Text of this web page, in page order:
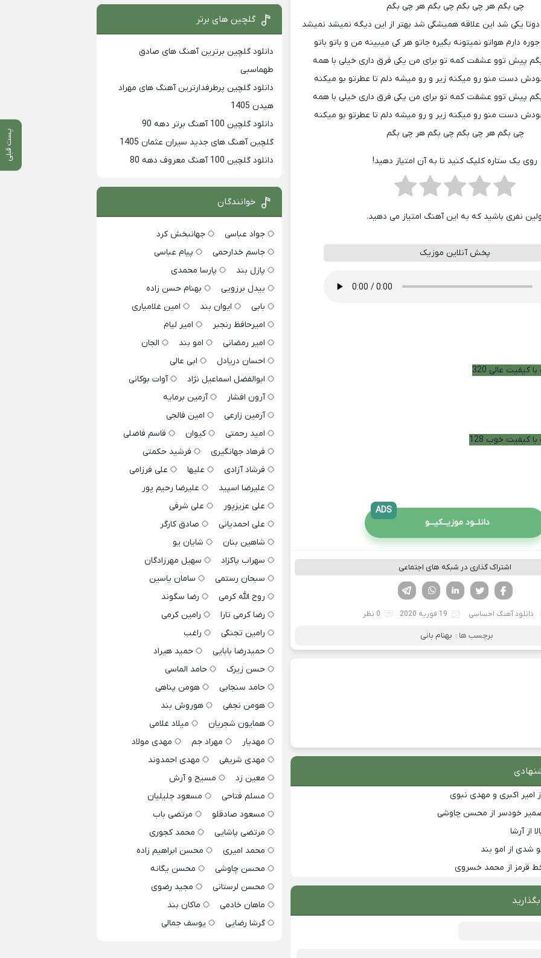
پست قبلی
چی بگم هر چی بگم چی بگم هر چی بگم
یکی شد این علاقه همیشگی شد بهتر از این دیگه نمیشد نمیشد
دارم هواتو نمیتونه بگیره جاتو هر کی میبینه من و باتو باتو
پیش توو عشقت کمه تو برای من یکی فرق داری خیلی با همه
دست منو رو میکنه زیر و رو میشه دلم تا عطرتو بو میکنه
پیش توو عشقت کمه تو برای من یکی فرق داری خیلی با همه
دست منو رو میکنه زیر و رو میشه دلم تا عطرتو بو میکنه
چی بگم هر چی بگم چی بگم هر چی بگم
روی یک ستاره کلیک کنید تا به آن امتیاز دهید!
نفری باشید که به این آهنگ امتیاز می دهید.
پخش آنلاین موزیک
کیفیت عالی 320
کیفیت خوب 128
دانلــود موزیــکیـــو
ADS
اشتراک گذاری در شبکه های اجتماعی
لینکدین تویتر
فیسوک
دانلود آهنگ احساسی 19 فوریه 2020 0 نظر
برچسب ها : بهنام بانی
امیر اکبری و مهدی نبوی
خودسر از محسن چاوشی
از آرشا
شدی از امو بند
قرمز از محمد خسروی
گلچین های برتر
دانلود گلچین برترین آهنگ های صادق
طهماسبی
دانلود گلچین پرطرفدارترین آهنگ های مهراد
هیدن 1405
دانلود گلچین 100 آهنگ برتر دهه 90
گلچین آهنگ های جدید سیران عثمان 1405
دانلود گلچین 100 آهنگ معروف دهه 80
خوانندگان
جواد عباسی
جهانبخش کرد
جاسم خدارحمی
پیام عباسی
پازل بند
پارسا محمدی
بیدل برزویی
بهنام حسن زاده
بابی
ایوان بند
امین غلامیاری
امیرحافظ رنجبر
امیر لیام
امیر رمضانی
امو بند
الجان
احسان دریادل
ابی عالی
ابوالفضل اسماعیل نژاد
آوات بوکانی
آرون افشار
آرمین برمایه
آرمین زارعی
امین فالجی
امید رحمتی
کیوان
قاسم فاضلی
فرهاد جهانگیری
فرشید حکمتی
فرشاد آزادی
علیها
علی فرزامی
علیرضا اسپید
علیرضا رحیم پور
علی عزیزپور
علی شرفی
علی احمدیانی
صادق کارگر
شاهین بنان
شایان یو
سهراب پاکزاد
سهیل مهرزادگان
سبحان رستمی
سامان یاسین
روح الله کرمی
رضا سگوند
رضا کرمی تارا
رامین کرمی
رامین تجنگی
راغب
حمیدرضا بابایی
حمید هیراد
حسن زیرک
حامد الماسی
حامد سنجابی
هومن پناهی
هومن نجفی
هوروش بند
همایون شجریان
میلاد غلامی
مهدیار
مهراد جم
مهدی مولاد
مهدی شریفی
مهدی احمدوند
معین زد
مسیح و آرش
مسلم فتاحی
مسعود جلیلیان
مسعود صادقلو
مرتضی باب
مرتضی پاشایی
محمد کجوری
محمد امیری
محسن ابراهیم زاده
محسن چاوشی
محسن یگانه
محسن لرستانی
مجید رضوی
ماهان خادمی
ماکان بند
گرشا رضایی
یوسف جمالی